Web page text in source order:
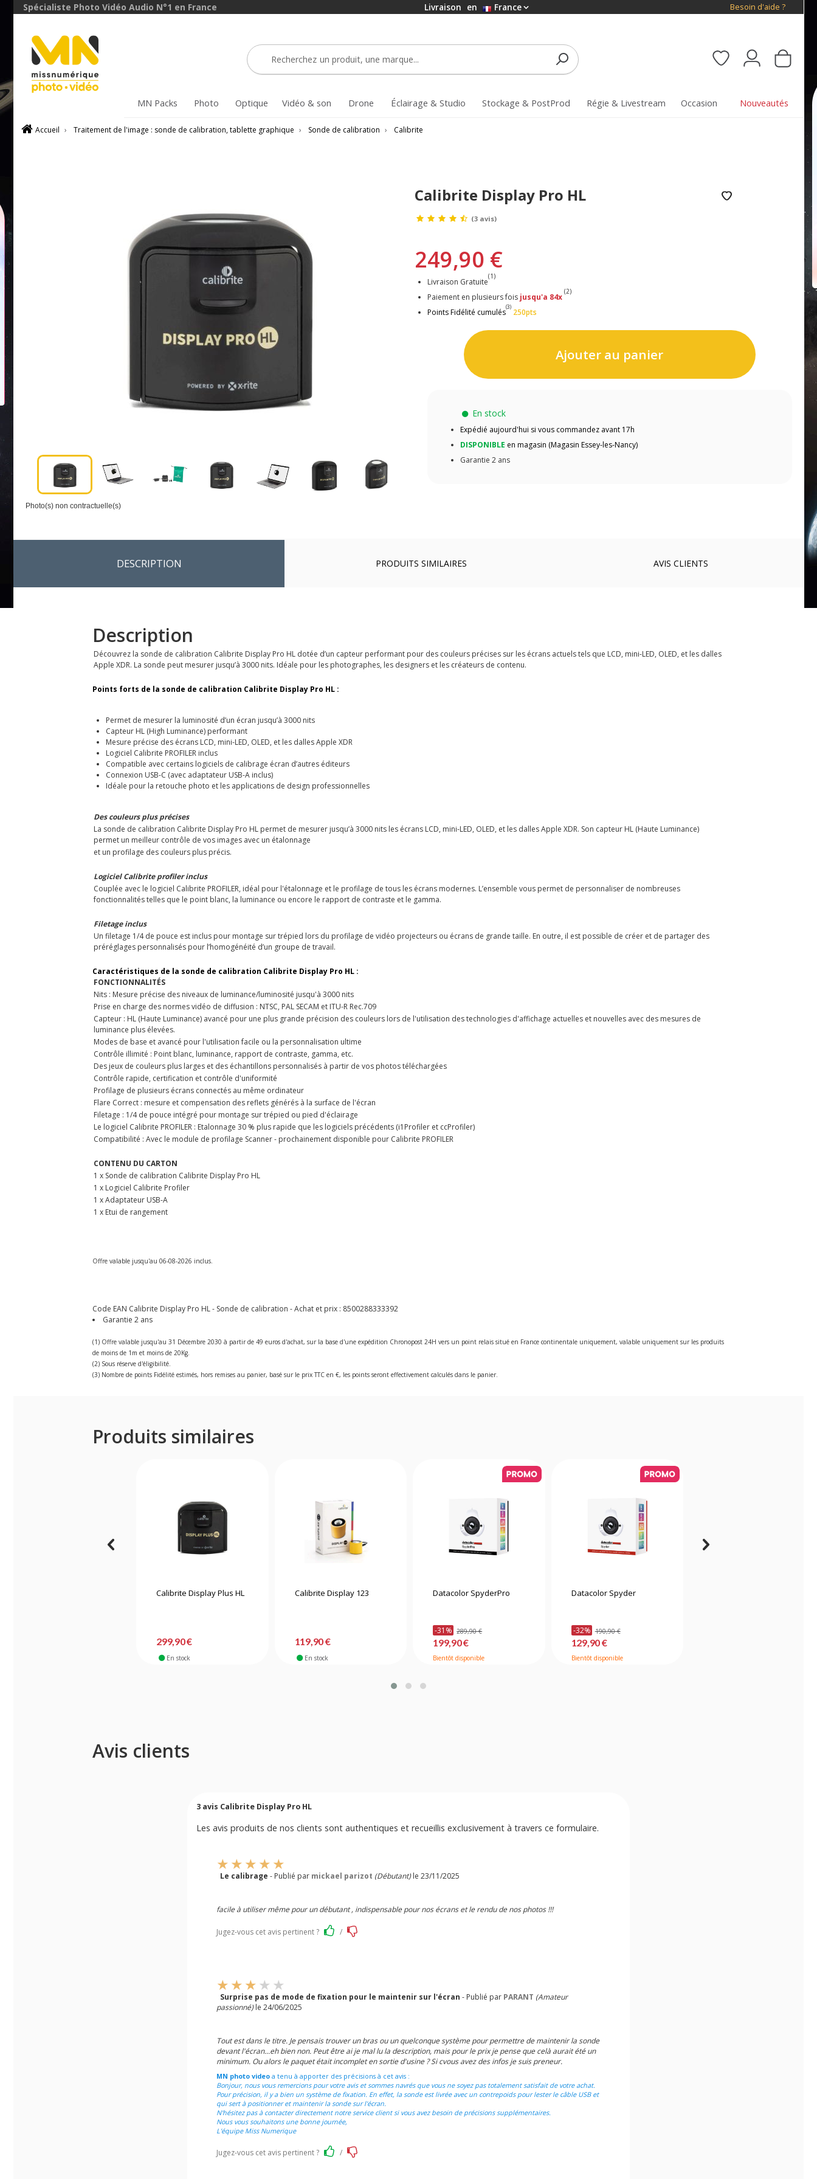
Spécialiste Photo Vidéo Audio N°1 en France Livraison en France Besoin d'aide ?
MN Packs Photo Optique Vidéo & son Drone Éclairage & Studio Stockage & PostProd Régie & Livestream Occasion Nouveautés
Accueil › Traitement de l'image : sonde de calibration, tablette graphique › Sonde de calibration › Calibrite
Photo(s) non contractuelle(s)
Calibrite Display Pro HL
(3 avis)
249,90 €
Livraison Gratuite
(1)
Paiement en plusieurs fois jusqu'a 84x
(2)
Points Fidélité cumulés
(3)
250pts
Ajouter au panier
En stock
Expédié aujourd'hui si vous commandez avant 17h
DISPONIBLE en magasin (Magasin Essey-les-Nancy)
Garantie 2 ans
DESCRIPTION PRODUITS SIMILAIRES AVIS CLIENTS
Description
Découvrez la sonde de calibration Calibrite Display Pro HL dotée d’un capteur performant pour des couleurs précises sur les écrans actuels tels que LCD, mini-LED, OLED, et les dalles
Apple XDR. La sonde peut mesurer jusqu’à 3000 nits. Idéale pour les photographes, les designers et les créateurs de contenu.
Points forts de la sonde de calibration Calibrite Display Pro HL :
Permet de mesurer la luminosité d’un écran jusqu’à 3000 nits
Capteur HL (High Luminance) performant
Mesure précise des écrans LCD, mini-LED, OLED, et les dalles Apple XDR
Logiciel Calibrite PROFILER inclus
Compatible avec certains logiciels de calibrage écran d’autres éditeurs
Connexion USB-C (avec adaptateur USB-A inclus)
Idéale pour la retouche photo et les applications de design professionnelles
Des couleurs plus précises
La sonde de calibration Calibrite Display Pro HL permet de mesurer jusqu’à 3000 nits les écrans LCD, mini-LED, OLED, et les dalles Apple XDR. Son capteur HL (Haute Luminance)
permet un meilleur contrôle de vos images avec un étalonnage
et un profilage des couleurs plus précis.
Logiciel Calibrite profiler inclus
Couplée avec le logiciel Calibrite PROFILER, idéal pour l'étalonnage et le profilage de tous les écrans modernes. L’ensemble vous permet de personnaliser de nombreuses
fonctionnalités telles que le point blanc, la luminance ou encore le rapport de contraste et le gamma.
Filetage inclus
Un filetage 1/4 de pouce est inclus pour montage sur trépied lors du profilage de vidéo projecteurs ou écrans de grande taille. En outre, il est possible de créer et de partager des
préréglages personnalisés pour l’homogénéité d’un groupe de travail.
Caractéristiques de la sonde de calibration Calibrite Display Pro HL :
FONCTIONNALITÉS
Nits : Mesure précise des niveaux de luminance/luminosité jusqu'à 3000 nits
Prise en charge des normes vidéo de diffusion : NTSC, PAL SECAM et ITU-R Rec.709
Capteur : HL (Haute Luminance) avancé pour une plus grande précision des couleurs lors de l'utilisation des technologies d'affichage actuelles et nouvelles avec des mesures de
luminance plus élevées.
Modes de base et avancé pour l'utilisation facile ou la personnalisation ultime
Contrôle illimité : Point blanc, luminance, rapport de contraste, gamma, etc.
Des jeux de couleurs plus larges et des échantillons personnalisés à partir de vos photos téléchargées
Contrôle rapide, certification et contrôle d'uniformité
Profilage de plusieurs écrans connectés au même ordinateur
Flare Correct : mesure et compensation des reflets générés à la surface de l'écran
Filetage : 1/4 de pouce intégré pour montage sur trépied ou pied d'éclairage
Le logiciel Calibrite PROFILER : Etalonnage 30 % plus rapide que les logiciels précédents (i1Profiler et ccProfiler)
Compatibilité : Avec le module de profilage Scanner - prochainement disponible pour Calibrite PROFILER
CONTENU DU CARTON
1 x Sonde de calibration Calibrite Display Pro HL
1 x Logiciel Calibrite Profiler
1 x Adaptateur USB-A
1 x Etui de rangement
Offre valable jusqu'au 06-08-2026 inclus.
Code EAN Calibrite Display Pro HL - Sonde de calibration - Achat et prix : 8500288333392
Garantie 2 ans
(1) Offre valable jusqu'au 31 Décembre 2030 à partir de 49 euros d'achat, sur la base d'une expédition Chronopost 24H vers un point relais situé en France continentale uniquement, valable uniquement sur les produits
de moins de 1m et moins de 20Kg.
(2) Sous réserve d'éligibilité.
(3) Nombre de points Fidélité estimés, hors remises au panier, basé sur le prix TTC en €, les points seront effectivement calculés dans le panier.
Produits similaires
Calibrite Display Plus HL
299,90 €
En stock
Calibrite Display 123
119,90 €
En stock
Datacolor SpyderPro
-31% 289,90 €
199,90 €
Bientôt disponible
Datacolor Spyder
-32% 190,90 €
129,90 €
Bientôt disponible
Avis clients
3 avis Calibrite Display Pro HL
Les avis produits de nos clients sont authentiques et recueillis exclusivement à travers ce formulaire.
Le calibrage - Publié par mickael parizot (Débutant)le 23/11/2025
facile à utiliser même pour un débutant , indispensable pour nos écrans et le rendu de nos photos !!!
Jugez-vous cet avis pertinent ? /
Surprise pas de mode de fixation pour le maintenir sur l'écran - Publié par PARANT (Amateur
passionné)le 24/06/2025
Tout est dans le titre. Je pensais trouver un bras ou un quelconque système pour permettre de maintenir la sonde
devant l'écran...eh bien non. Peut être ai je mal lu la description, mais pour le prix je pense que celà aurait été un
minimum. Ou alors le paquet était incomplet en sortie d'usine ? Si cvous avez des infos je suis preneur.
MN photo videoa tenu à apporter des précisions à cet avis :
Bonjour, nous vous remercions pour votre avis et sommes navrés que vous ne soyez pas totalement satisfait de votre achat.
Pour précision, il y a bien un système de fixation. En effet, la sonde est livrée avec un contrepoids pour lester le câble USB et
qui sert à positionner et maintenir la sonde sur l'écran.
N'hésitez pas à contacter directement notre service client si vous avez besoin de précisions supplémentaires.
Nous vous souhaitons une bonne journée,
L'équipe Miss Numerique
Jugez-vous cet avis pertinent ? /